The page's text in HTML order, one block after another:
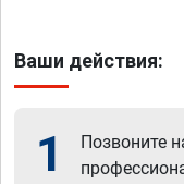
Ваши действия:
1 Позвоните